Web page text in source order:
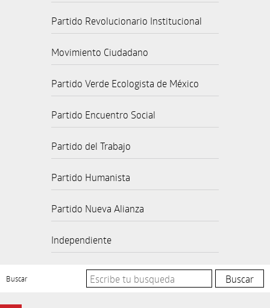
Partido Revolucionario Institucional
Movimiento Ciudadano
Partido Verde Ecologista de México
Partido Encuentro Social
Partido del Trabajo
Partido Humanista
Partido Nueva Alianza
Independiente
Buscar